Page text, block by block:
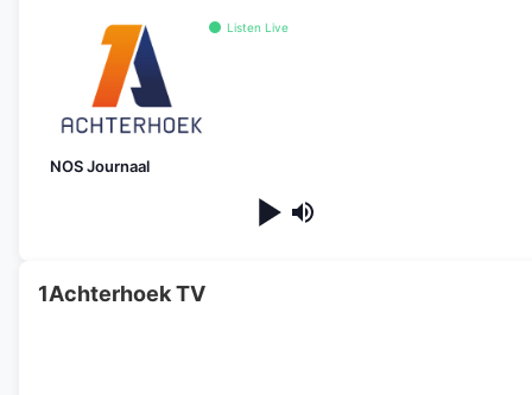
Listen Live
NOS Journaal
1Achterhoek TV